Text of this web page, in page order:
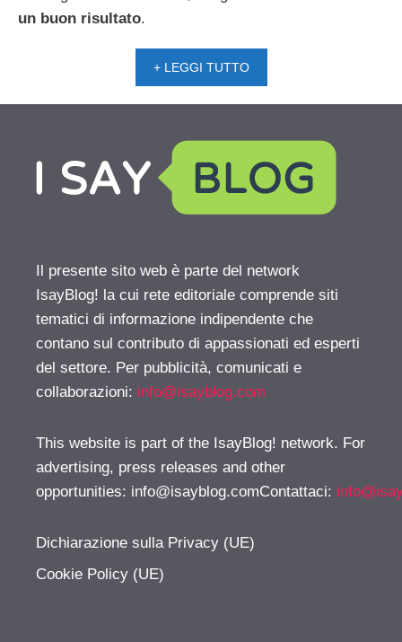
un buon risultato.
+ LEGGI TUTTO
Il presente sito web è parte del network
IsayBlog! la cui rete editoriale comprende siti
tematici di informazione indipendente che
contano sul contributo di appassionati ed esperti
del settore. Per pubblicità, comunicati e
collaborazioni: info@isayblog.com
This website is part of the IsayBlog! network. For
advertising, press releases and other
opportunities: info@isayblog.comContattaci:
Dichiarazione sulla Privacy (UE)
Cookie Policy (UE)